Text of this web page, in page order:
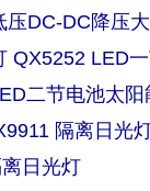
压DC-DC降压
QX5252 LED
二节电池太
隔离日光
日光灯